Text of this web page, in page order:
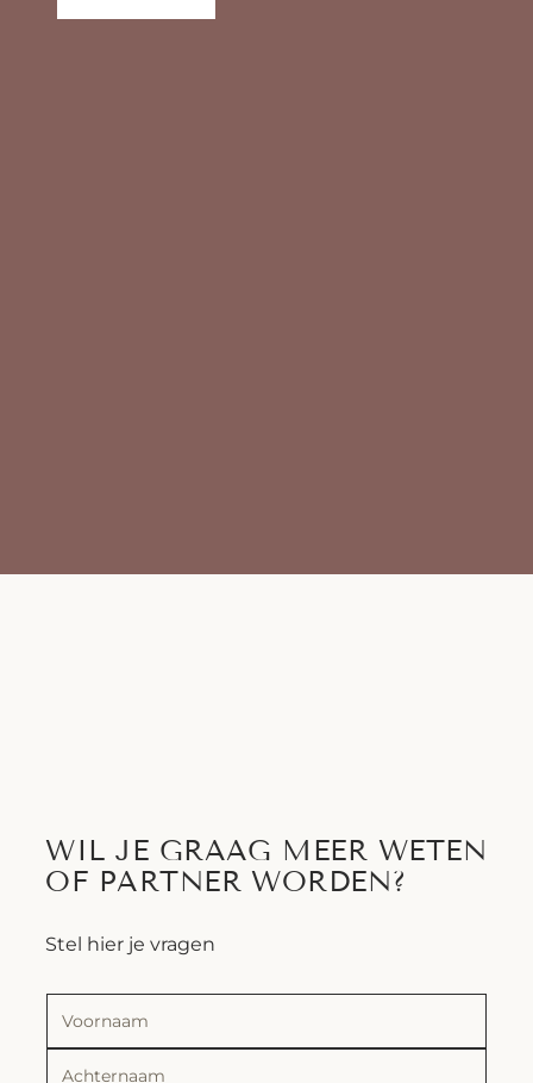
WIL JE GRAAG MEER WETEN
OF PARTNER WORDEN?
Stel hier je vragen